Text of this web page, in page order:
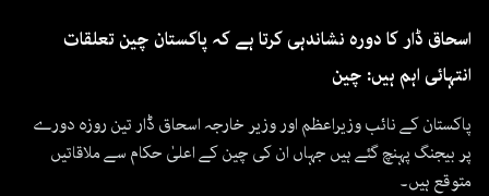
اسحاق ڈار کا دورہ نشاندہی کرتا ہے کہ پاکستان چین تعلقات
انتہائی اہم ہیں: چین
پاکستان کے نائب وزیراعظم اور وزیر خارجہ اسحاق ڈار تین روزہ دورے
پر بیجنگ پہنچ گئے ہیں جہاں ان کی چین کے اعلیٰ حکام سے ملاقاتیں
متوقع ہیں۔